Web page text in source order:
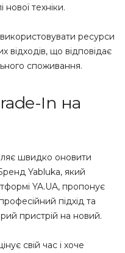
техніки.
ресурси
відходів, що відповідає
споживання.
In на
швидко оновити
Yabluka, який
YA.UA, пропонує
підхід та
пристрій на новий.
свій час і хоче